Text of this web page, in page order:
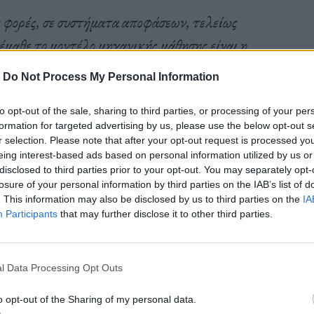
Do Not Process My Personal Information
opt-out of the sale, sharing to third parties, or processing of your
for targeted advertising by us, please use the below opt-out
selection. Please note that after your opt-out request is processed
interest-based ads based on personal information utilized by us
to third parties prior to your opt-out. You may separately
of your personal information by third parties on the IAB’s list of
This information may also be disclosed by us to third parties on the
Participants that may further disclose it to other third parties.
Data Processing Opt Outs
opt-out of the Sharing of my personal data.
σε συστήματα αποφάσεων, τελείως
το μοντέλο μηχανικής μάθησης είναι η
κινητοποίησε την έρευνά μου, ότι
είναι σαν έτσι να δουλεύει ο κόσμος
βλέπεις σχέσεις που μαθαίνει το
λειτουργεί ο κόσμος στην πραγματικότητα».
δεν διορθωθούν, οι κίνδυνοι